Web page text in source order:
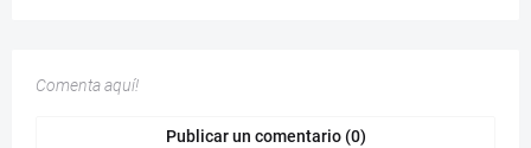
Comenta aquí!
Publicar un comentario (0)